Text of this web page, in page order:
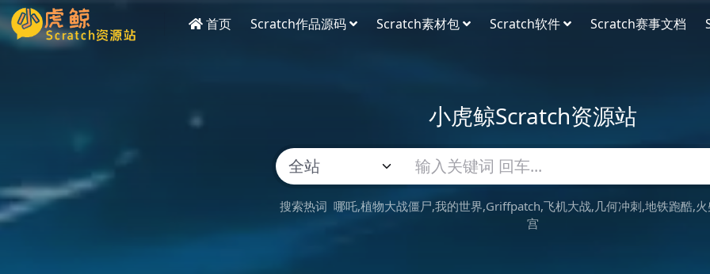
首页 Scratch作品源码 Scratch素材包 Scratch软件 Scratch赛事文档
小虎鲸Scratch资源站
搜索热词 哪吒 植物大战僵尸 我的世界 Griffpatch 飞机大战 几何冲刺 地铁跑酷
宫